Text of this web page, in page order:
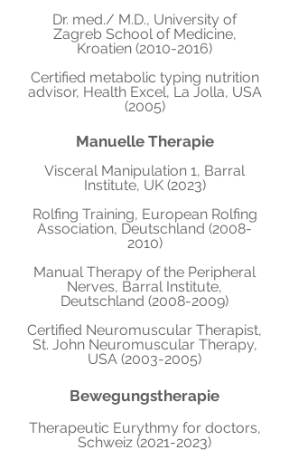
Dr. med./ M.D., University of
Zagreb School of Medicine,
Kroatien (2010-2016)
Certified metabolic typing nutrition
advisor, Health Excel, La Jolla, USA
(2005)
Manuelle Therapie
Visceral Manipulation 1, Barral
Institute, UK (2023)
Rolfing Training, European Rolfing
Association, Deutschland (2008-
2010)
Manual Therapy of the Peripheral
Nerves, Barral Institute,
Deutschland (2008-2009)
Certified Neuromuscular Therapist,
St. John Neuromuscular Therapy,
USA (2003-2005)
Bewegungstherapie
Therapeutic Eurythmy for doctors,
Schweiz (2021-2023)